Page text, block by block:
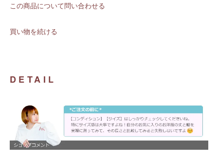
この商品について問い合わせる
買い物を続ける
DETAIL